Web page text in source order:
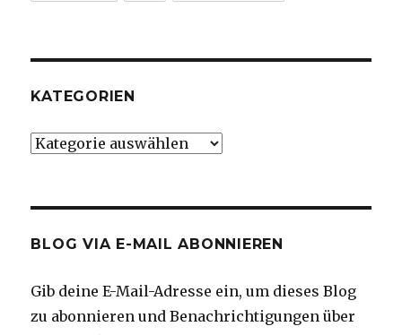
KATEGORIEN
Kategorien
BLOG VIA E-MAIL ABONNIEREN
Gib deine E-Mail-Adresse ein, um dieses Blog
zu abonnieren und Benachrichtigungen über